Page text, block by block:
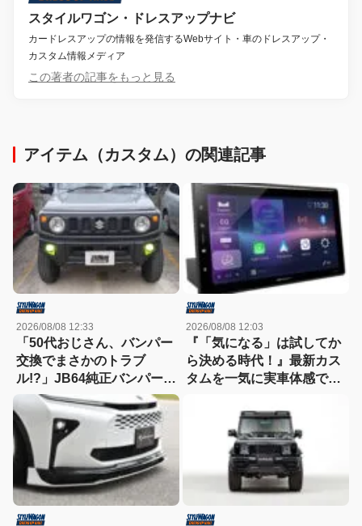
スタイルワゴン・ドレスアップナビ
カードレスアップの情報を発信するWebサイト・車のドレスアップ・
カスタム情報メディア
この著者の記事をもっと見る
アイテム（カスタム）の関連記事
2026/08/08 12:33
「50代おじさん、バンパー
交換でまさかのトラブ
ル!?」JB64純正バンパー流
用に挑戦したら、センサー
エラーも体験（涙）
2026/08/08 12:03
『「気になる」は試してか
ら決める時代！』最新カス
タムを一気に実車体感でき
9/5（土）・6（日）in A
PIT京都